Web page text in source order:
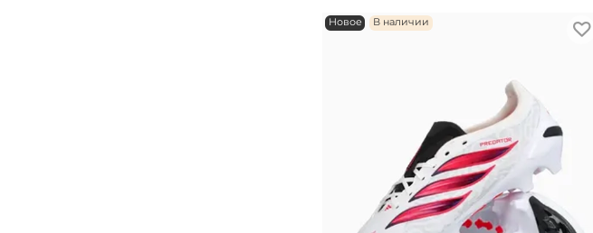
Новое В наличии